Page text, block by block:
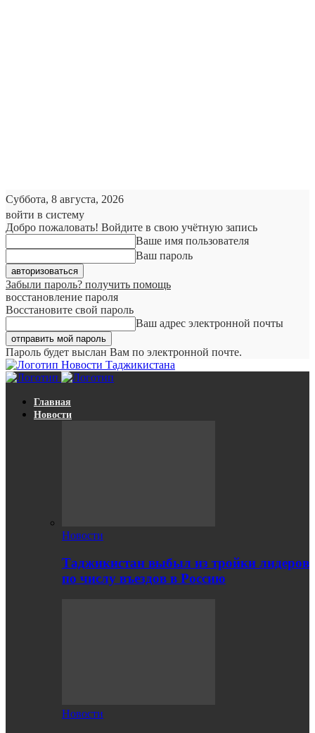
Суббота, 8 августа, 2026
войти в систему
Добро пожаловать! Войдите в свою учётную запись
Ваше имя пользователя
Ваш пароль
Забыли пароль? получить помощь
восстановление пароля
Восстановите свой пароль
Ваш адрес электронной почты
Пароль будет выслан Вам по электронной почте.
Новости Таджикистана
Главная
Новости
Новости
Таджикистан выбыл из тройки лидеров
по числу въездов в Россию
Новости